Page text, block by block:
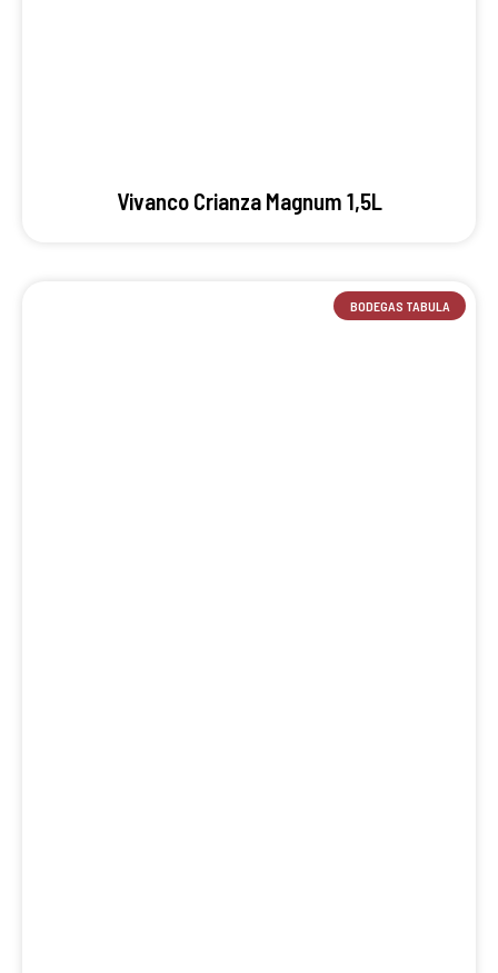
Vivanco Crianza Magnum 1,5L
BODEGAS TABULA